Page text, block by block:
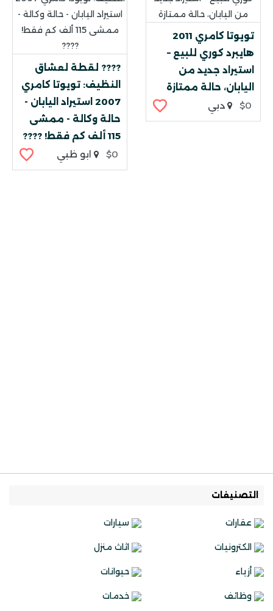
تويوتا كامري 2011
هايبرد كوري للبيع –
استيراد جديد من
اليابان، حالة ممتازة
$0
دبي
???? لقطة لعشاق
النظيف: تويوتا كامري
2007 استيراد اليابان -
حالة وكالة - ممشى
115 ألف كم فقط! ????
$0
ابو ظبي
التصنيفات
عقارات سيارات
الكترونيات اثاث منزل
أزياء حيوانات
وظائف خدمات